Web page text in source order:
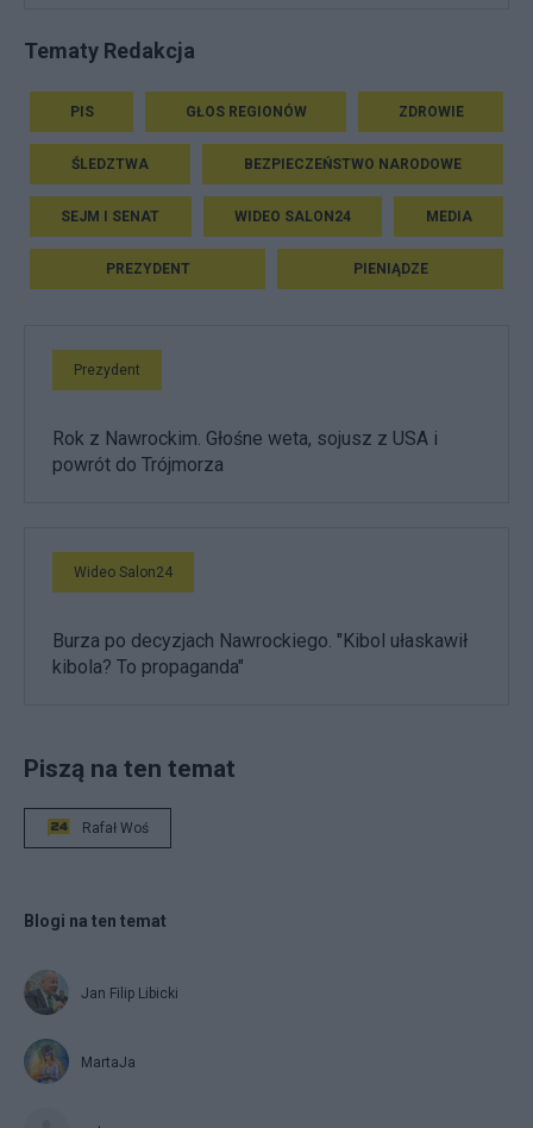
Tematy Redakcja
PIS GŁOS REGIONÓW ZDROWIE
ŚLEDZTWA BEZPIECZEŃSTWO NARODOWE
SEJM I SENAT WIDEO SALON24 MEDIA
PREZYDENT PIENIĄDZE
Prezydent
Rok z Nawrockim. Głośne weta, sojusz z USA i
powrót do Trójmorza
Wideo Salon24
Burza po decyzjach Nawrockiego. "Kibol ułaskawił
kibola? To propaganda"
Piszą na ten temat
Rafał Woś
Blogi na ten temat
Jan Filip Libicki
MartaJa